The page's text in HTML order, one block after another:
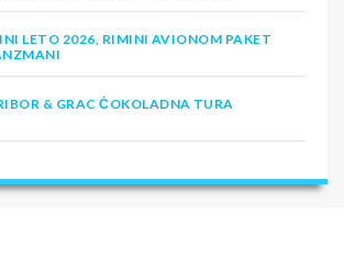
LETO 2026, RIMINI AVIONOM PAKET
& GRAC ČOKOLADNA TURA